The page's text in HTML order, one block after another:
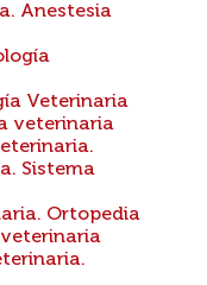
Anestesia
Veterinaria
veterinaria
Sistema
Ortopedia